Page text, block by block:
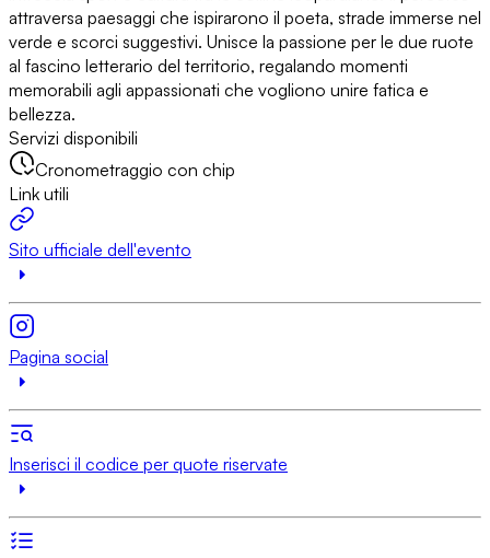
attraversa paesaggi che ispirarono il poeta, strade immerse nel
verde e scorci suggestivi. Unisce la passione per le due ruote
al fascino letterario del territorio, regalando momenti
memorabili agli appassionati che vogliono unire fatica e
bellezza.
Servizi disponibili
Cronometraggio con chip
Link utili
Sito ufficiale dell'evento
Pagina social
Inserisci il codice per quote riservate